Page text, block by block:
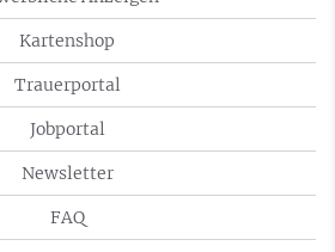
Kartenshop
Trauerportal
Jobportal
Newsletter
FAQ